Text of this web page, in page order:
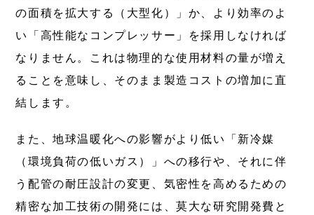
の面積を拡大する（大型化）」か、より効率のよ
い「高性能なコンプレッサー」を採用しなければ
なりません。これは物理的な使用材料の量が増え
ることを意味し、そのまま製造コストの増加に直
結します。
また、地球温暖化への影響がより低い「新冷媒
（環境負荷の低いガス）」への移行や、それに伴
う配管の耐圧設計の変更、気密性を高めるための
精密な加工技術の開発には、莫大な研究開発費と